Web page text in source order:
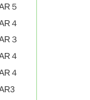
５
４
３
４
４